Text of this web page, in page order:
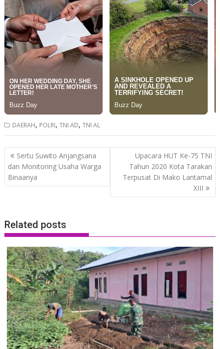
DAERAH, POLRI,TNI AD,TNI AL
Post
navigation
Sertu Suwito Anjangsana
dan Monitoring Usaha Warga
Binaanya
Upacara HUT Ke-75 TNI
Tahun 2020 Kota Tarakan
Terpusat Di Mako Lantamal
XIII
Related posts